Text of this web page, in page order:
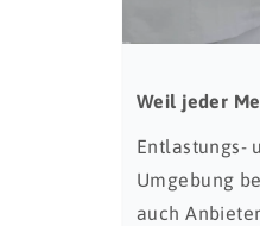
Weil jeder
Entlastungs-
Umgebung
auch